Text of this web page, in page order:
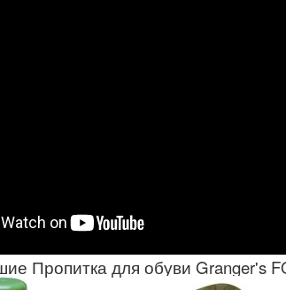
Пропитка для обуви Granger's